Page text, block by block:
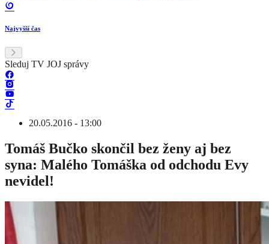
Najvyšší čas
Sleduj TV JOJ správy
20.05.2016 - 13:00
Tomáš Bučko skončil bez ženy aj bez
syna: Malého Tomáška od odchodu Evy
nevidel!